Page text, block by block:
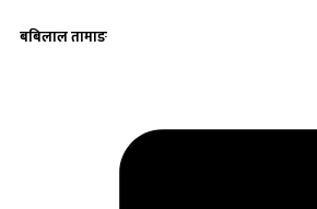
बबिलाल तामाङ